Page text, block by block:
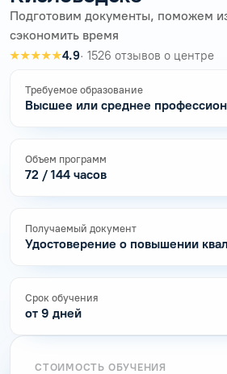
Подготовим документы, поможем
сэкономить время
★★★★★4.9· 1526 отзывов о центре
Требуемое образование
Высшее или среднее
Объем программ
72 / 144 часов
Получаемый документ
Удостоверение о повышении
Срок обучения
от 9 дней
СТОИМОСТЬ ОБУЧЕНИЯ